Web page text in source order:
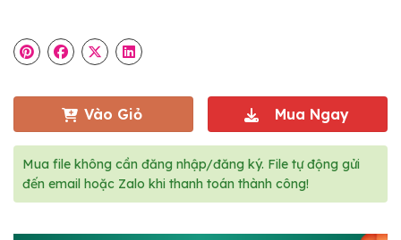
Vào Giỏ Mua Ngay
Mua file không cần đăng nhập/đăng ký. File tự động gửi
đến email hoặc Zalo khi thanh toán thành công!